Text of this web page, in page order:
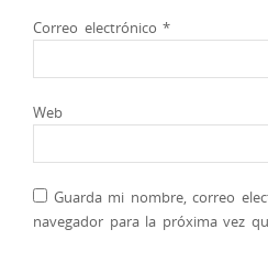
Correo electrónico*
Web
Guarda mi nombre, correo
navegador para la próxima vez